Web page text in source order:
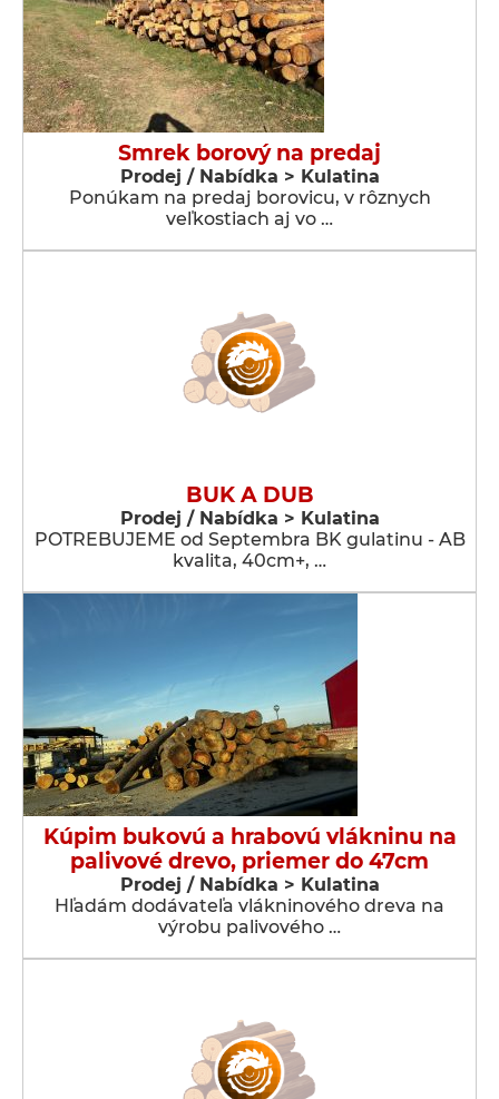
Smrek borový na predaj
Prodej / Nabídka > Kulatina
Ponúkam na predaj borovicu, v rôznych
veľkostiach aj vo …
BUK A DUB
Prodej / Nabídka > Kulatina
POTREBUJEME od Septembra BK gulatinu - AB
kvalita, 40cm+, …
Kúpim bukovú a hrabovú vlákninu na
palivové drevo, priemer do 47cm
Prodej / Nabídka > Kulatina
Hľadám dodávateľa vlákninového dreva na
výrobu palivového …